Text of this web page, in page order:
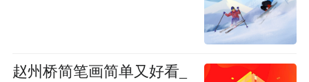
赵州桥简笔画简单又好看_